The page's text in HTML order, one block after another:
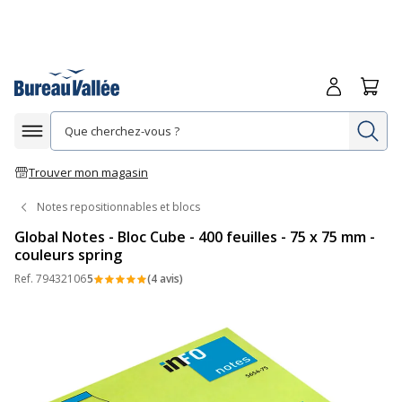
Afficher la navigation
Trouver mon magasin
Me
Notes repositionnables et blocs
Global Notes - Bloc Cube - 400 feuilles - 75 x 75 mm -
couleurs spring
Ref. 794321065 (4 avis)